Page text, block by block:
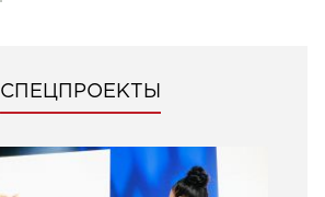
СПЕЦПРОЕКТЫ